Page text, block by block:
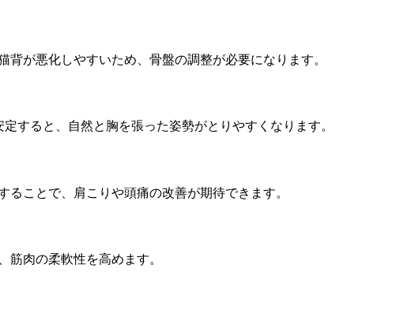
が悪化しやすいため、骨盤の調整が必要になります。
すると、自然と胸を張った姿勢がとりやすくなります。
ことで、肩こりや頭痛の改善が期待できます。
肉の柔軟性を高めます。